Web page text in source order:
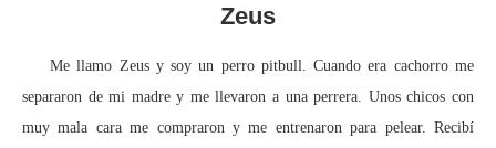
Zeus
Me llamo Zeus y soy un perro pitbull. Cuando era cachorro me
separaron de mi madre y me llevaron a una perrera. Unos chicos con
muy mala cara me compraron y me entrenaron para pelear. Recibí